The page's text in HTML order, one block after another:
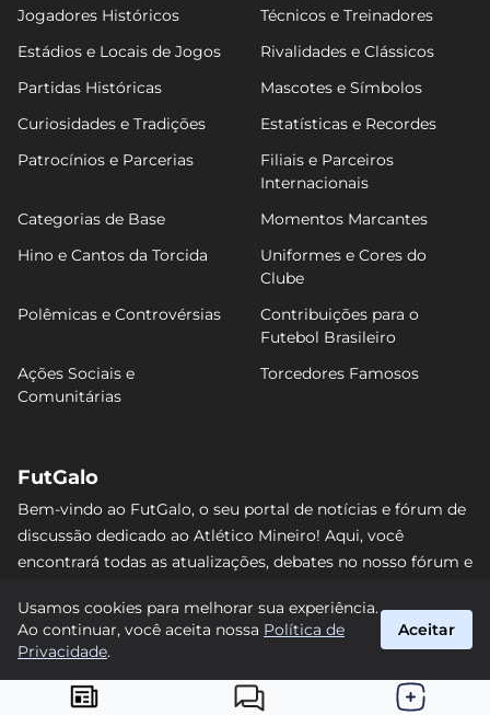
Jogadores Históricos
Técnicos e Treinadores
Estádios e Locais de Jogos
Rivalidades e Clássicos
Partidas Históricas
Mascotes e Símbolos
Curiosidades e Tradições
Estatísticas e Recordes
Patrocínios e Parcerias
Filiais e Parceiros
Internacionais
Categorias de Base
Momentos Marcantes
Hino e Cantos da Torcida
Uniformes e Cores do
Clube
Polêmicas e Controvérsias
Contribuições para o
Futebol Brasileiro
Ações Sociais e
Comunitárias
Torcedores Famosos
FutGalo
Bem-vindo ao FutGalo, o seu portal de notícias e fórum de
discussão dedicado ao Atlético Mineiro! Aqui, você
encontrará todas as atualizações, debates no nosso fórum e
e junte-se à comunidade alvinegra mais vibrante da
internet! #AtléticoMineiro #FutGalo
Usamos cookies para melhorar sua experiência.
Ao continuar, você aceita nossa Política de
Privacidade.
Aceitar